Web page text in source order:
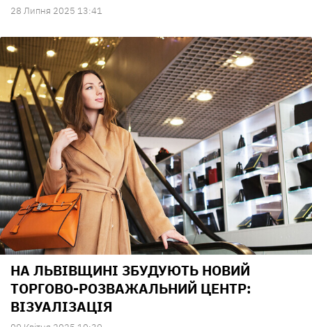
28 Липня 2025 13:41
НА ЛЬВІВЩИНІ ЗБУДУЮТЬ НОВИЙ
ТОРГОВО-РОЗВАЖАЛЬНИЙ ЦЕНТР:
ВІЗУАЛІЗАЦІЯ